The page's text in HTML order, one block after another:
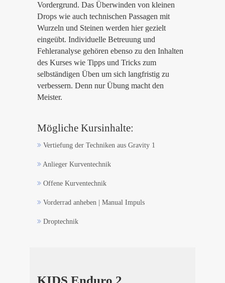
Vordergrund. Das Überwinden von kleinen
Drops wie auch technischen Passagen mit
Wurzeln und Steinen werden hier gezielt
eingeübt. Individuelle Betreuung und
Fehleranalyse gehören ebenso zu den Inhalten
des Kurses wie Tipps und Tricks zum
selbständigen Üben um sich langfristig zu
verbessern. Denn nur Übung macht den
Meister.
Mögliche Kursinhalte:
Vertiefung der Techniken aus Gravity 1
Anlieger Kurventechnik
Offene Kurventechnik
Vorderrad anheben | Manual Impuls
Droptechnik
KIDS Enduro 2